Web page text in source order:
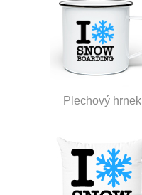
Plechový hrnek